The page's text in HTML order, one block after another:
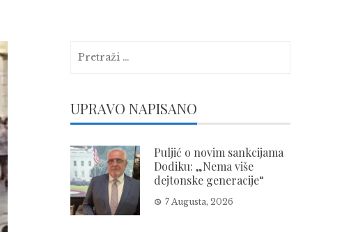
UPRAVO NAPISANO
Puljić o novim sankcijama
Dodiku: „Nema više
dejtonske generacije“
7 Augusta, 2026